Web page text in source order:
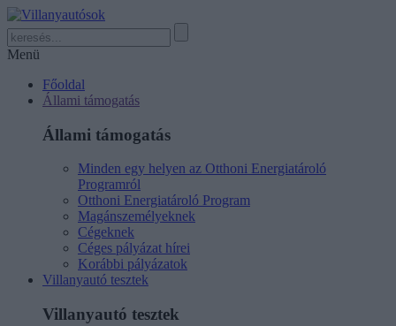
Menü
Főoldal
Állami támogatás
Állami támogatás
Minden egy helyen az Otthoni Energiatároló
Programról
Otthoni Energiatároló Program
Magánszemélyeknek
Cégeknek
Céges pályázat hírei
Korábbi pályázatok
Villanyautó tesztek
Villanyautó tesztek